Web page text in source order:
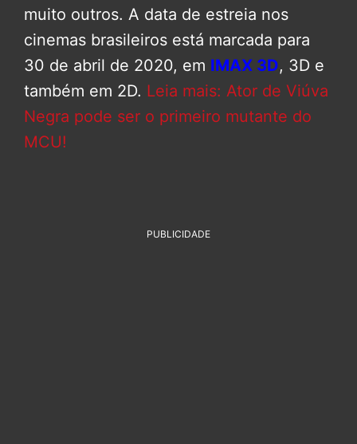
muito outros. A data de estreia nos
cinemas brasileiros está marcada para
30 de abril de 2020, em IMAX 3D, 3D e
também em 2D. Leia mais: Ator de Viúva
Negra pode ser o primeiro mutante do
MCU!
PUBLICIDADE